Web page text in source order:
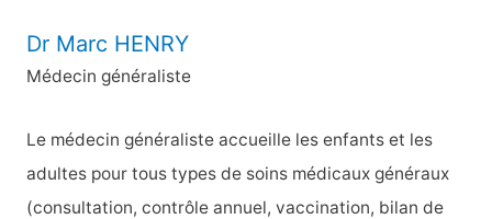
e
r
h
e
r
Dr Marc HENRY
Médecin généraliste
Le médecin généraliste accueille les enfants et les
adultes pour tous types de soins médicaux généraux
(consultation, contrôle annuel, vaccination, bilan de